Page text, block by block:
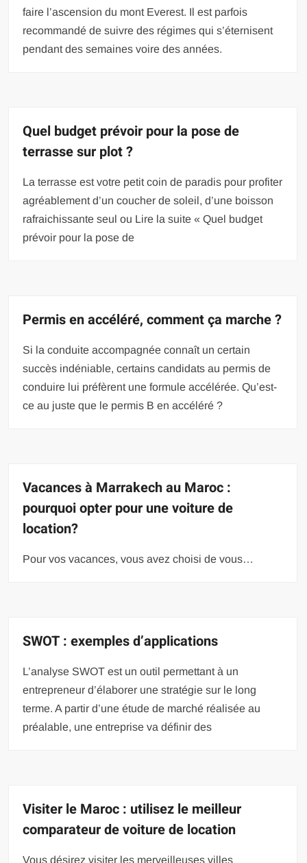
faire l’ascension du mont Everest. Il est parfois
recommandé de suivre des régimes qui s’éternisent
pendant des semaines voire des années.
Quel budget prévoir pour la pose de
terrasse sur plot ?
La terrasse est votre petit coin de paradis pour profiter
agréablement d’un coucher de soleil, d’une boisson
rafraichissante seul ou Lire la suite « Quel budget
prévoir pour la pose de
Permis en accéléré, comment ça marche ?
Si la conduite accompagnée connaît un certain
succès indéniable, certains candidats au permis de
conduire lui préfèrent une formule accélérée. Qu’est-
ce au juste que le permis B en accéléré ?
Vacances à Marrakech au Maroc :
pourquoi opter pour une voiture de
location?
Pour vos vacances, vous avez choisi de vous…
SWOT : exemples d’applications
L’analyse SWOT est un outil permettant à un
entrepreneur d’élaborer une stratégie sur le long
terme. A partir d’une étude de marché réalisée au
préalable, une entreprise va définir des
Visiter le Maroc : utilisez le meilleur
comparateur de voiture de location
Vous désirez visiter les merveilleuses villes